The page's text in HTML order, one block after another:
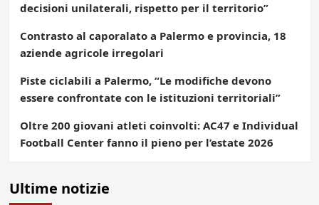
decisioni unilaterali, rispetto per il territorio”
Contrasto al caporalato a Palermo e provincia, 18
aziende agricole irregolari
Piste ciclabili a Palermo, “Le modifiche devono
essere confrontate con le istituzioni territoriali”
Oltre 200 giovani atleti coinvolti: AC47 e Individual
Football Center fanno il pieno per l’estate 2026
Ultime notizie